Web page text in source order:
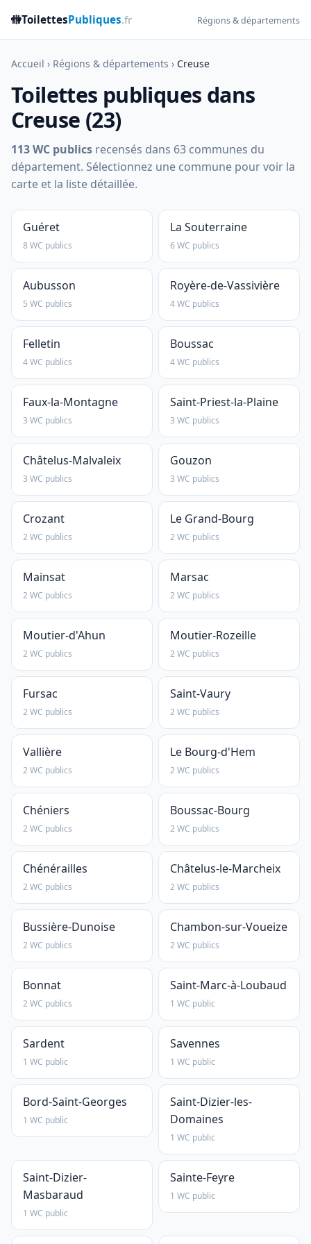
🚻ToilettesPubliques.fr Régions & départements
Accueil › Régions & départements › Creuse
Toilettes publiques dans
Creuse (23)
113 WC publics recensés dans 63 communes du
département. Sélectionnez une commune pour voir la
carte et la liste détaillée.
Guéret
8 WC publics
La Souterraine
6 WC publics
Aubusson
5 WC publics
Royère-de-Vassivière
4 WC publics
Felletin
4 WC publics
Boussac
4 WC publics
Faux-la-Montagne
3 WC publics
Saint-Priest-la-Plaine
3 WC publics
Châtelus-Malvaleix
3 WC publics
Gouzon
3 WC publics
Crozant
2 WC publics
Le Grand-Bourg
2 WC publics
Mainsat
2 WC publics
Marsac
2 WC publics
Moutier-d'Ahun
2 WC publics
Moutier-Rozeille
2 WC publics
Fursac
2 WC publics
Saint-Vaury
2 WC publics
Vallière
2 WC publics
Le Bourg-d'Hem
2 WC publics
Chéniers
2 WC publics
Boussac-Bourg
2 WC publics
Chénérailles
2 WC publics
Châtelus-le-Marcheix
2 WC publics
Bussière-Dunoise
2 WC publics
Chambon-sur-Voueize
2 WC publics
Bonnat
2 WC publics
Saint-Marc-à-Loubaud
1 WC public
Sardent
1 WC public
Savennes
1 WC public
Bord-Saint-Georges
1 WC public
Saint-Dizier-les-
Domaines
1 WC public
Saint-Dizier-
Masbaraud
1 WC public
Sainte-Feyre
1 WC public